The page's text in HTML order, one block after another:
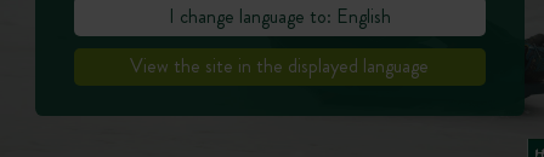
I change language to: English
View the site in the displayed language